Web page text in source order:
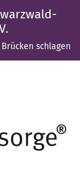
schlagen